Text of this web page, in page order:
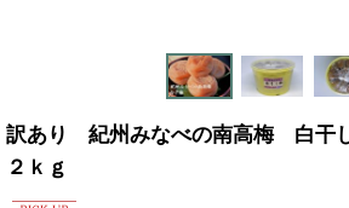
訳あり 紀州みなべの南高梅 白干
２ｋｇ